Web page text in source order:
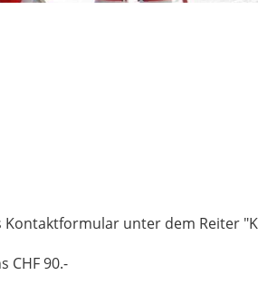
unter dem Reiter
CHF 90.-